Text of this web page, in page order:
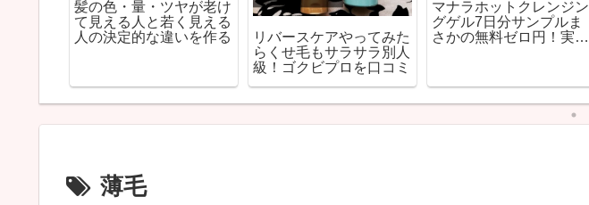
髪の色・量・ツヤが老け
て見える人と若く見える
人の決定的な違いを作る
リバースケアやってみた
らくせ毛もサラサラ別人
級！ゴクビプロを口コミ
マナラホットクレンジン
グゲル7日分サンプルま
さかの無料ゼロ円！実際
薄毛